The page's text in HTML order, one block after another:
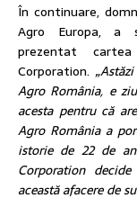
În continuare,
Agro Europa, a
prezentat
Corporation.
Agro România, e
acesta pentru că
Agro România a
istorie de 22 de
Corporation
această afacere de